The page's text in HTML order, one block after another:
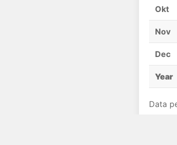
Okt
Nov
Dec
Year
Data